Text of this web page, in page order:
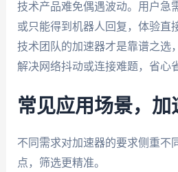
技术产品难免偶遇波动。用户急
或只能得到机器人回复，体验直
技术团队的加速器才是靠谱之选
解决网络抖动或连接难题，省心
常见应用场景，加
不同需求对加速器的要求侧重不
点，筛选更精准。